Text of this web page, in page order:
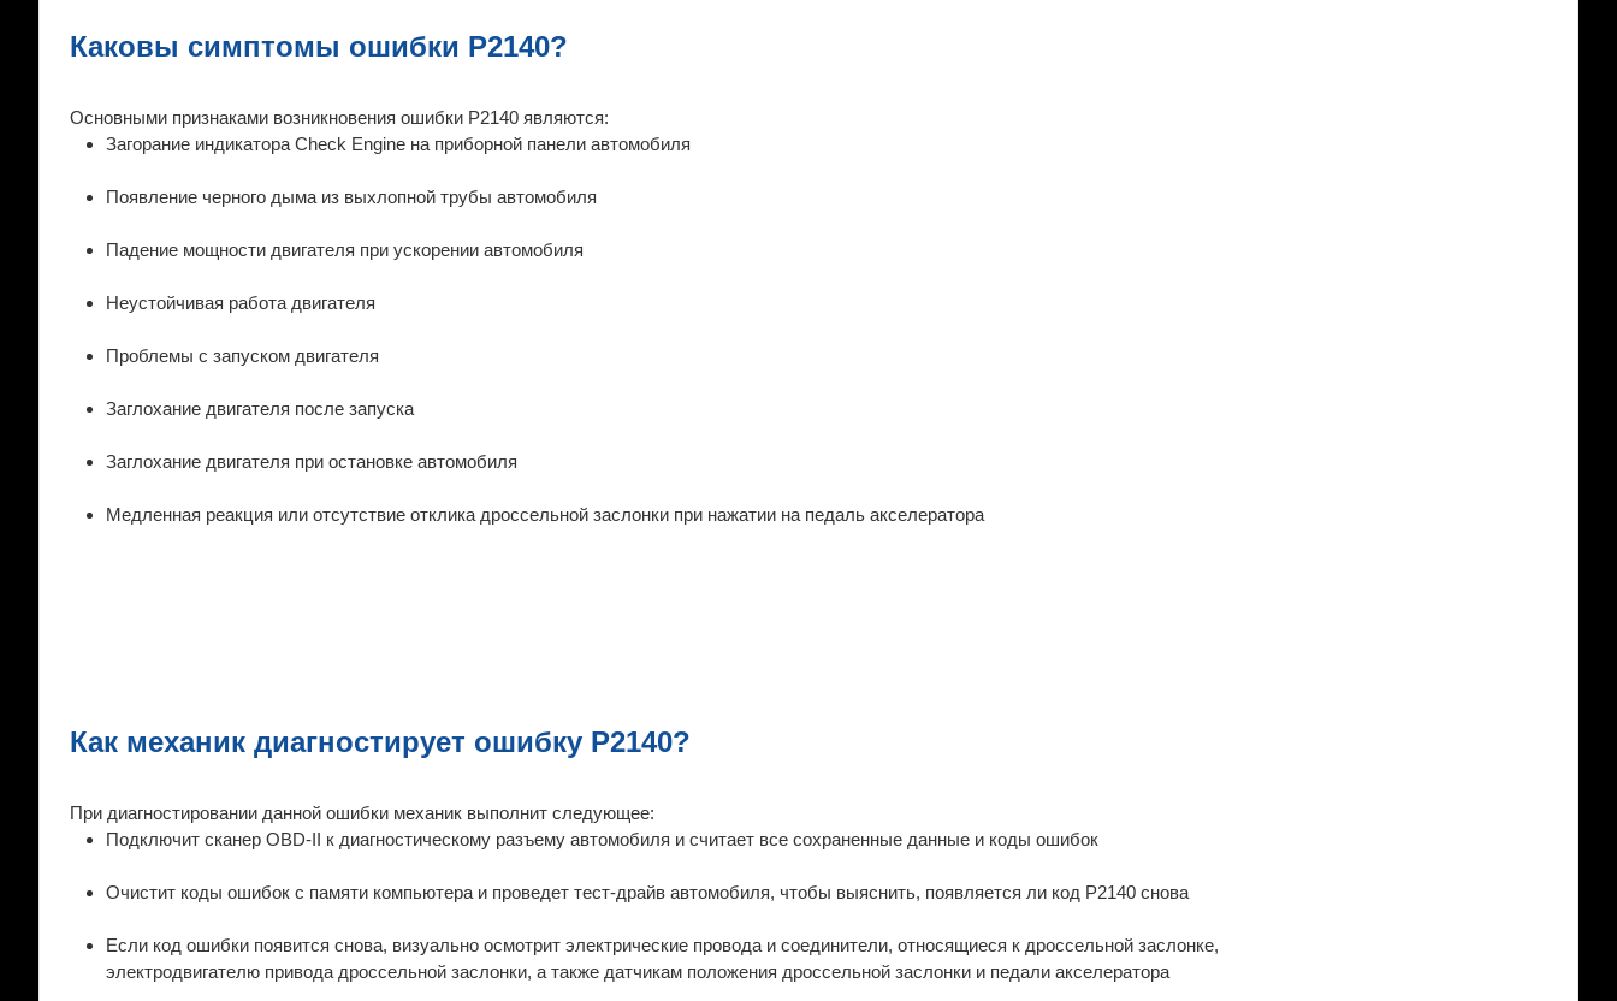
Каковы симптомы ошибки P2140?
Основными признаками возникновения ошибки P2140 являются:
Загорание индикатора Check Engine на приборной панели автомобиля
Появление черного дыма из выхлопной трубы автомобиля
Падение мощности двигателя при ускорении автомобиля
Неустойчивая работа двигателя
Проблемы с запуском двигателя
Заглохание двигателя после запуска
Заглохание двигателя при остановке автомобиля
Медленная реакция или отсутствие отклика дроссельной заслонки при нажатии на педаль акселератора
Как механик диагностирует ошибку P2140?
При диагностировании данной ошибки механик выполнит следующее:
Подключит сканер OBD-II к диагностическому разъему автомобиля и считает все сохраненные данные и коды ошибок
Очистит коды ошибок с памяти компьютера и проведет тест-драйв автомобиля, чтобы выяснить, появляется ли код P2140 снова
Если код ошибки появится снова, визуально осмотрит электрические провода и соединители, относящиеся к дроссельной заслонке,
электродвигателю привода дроссельной заслонки, а также датчикам положения дроссельной заслонки и педали акселератора